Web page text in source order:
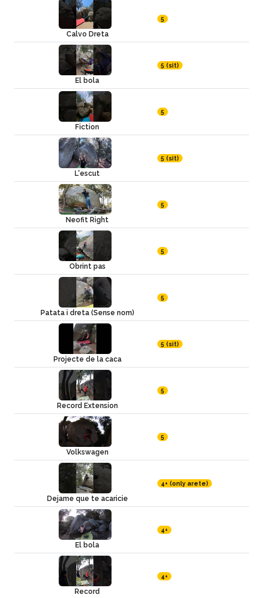
Calvo Dreta
5
El bola
5 (sit)
Fiction
5
L'escut
5 (sit)
Neofit Right
5
Obrint pas
5
Patata i dreta (Sense nom)
5
Projecte de la caca
5 (sit)
Record Extension
5
Volkswagen
5
Dejame que te acaricie
4+ (only arete)
El bola
4+
Record
4+